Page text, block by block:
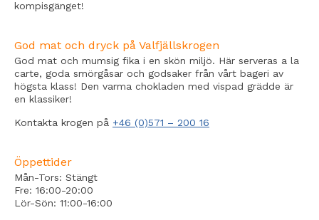
kompisgänget!
God mat och dryck på Valfjällskrogen
God mat och mumsig fika i en skön miljö. Här serveras a la
carte, goda smörgåsar och godsaker från vårt bageri av
högsta klass! Den varma chokladen med vispad grädde är
en klassiker!
Kontakta krogen på +46 (0)571 – 200 16
Öppettider
Mån-Tors: Stängt
Fre: 16:00-20:00
Lör-Sön: 11:00-16:00